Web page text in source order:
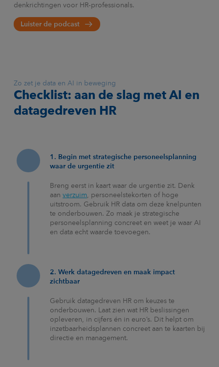
denkrichtingen voor HR‑professionals.
Luister de podcast
Zo zet je data en AI in beweging
Checklist: aan de slag met AI en
datagedreven HR
1. Begin met strategische personeelsplanning
waar de urgentie zit
Breng eerst in kaart waar de urgentie zit. Denk
aan verzuim, personeelstekorten of hoge
uitstroom. Gebruik HR data om deze knelpunten
te onderbouwen. Zo maak je strategische
personeelsplanning concreet en weet je waar AI
en data echt waarde toevoegen.
2. Werk datagedreven en maak impact
zichtbaar
Gebruik datagedreven HR om keuzes te
onderbouwen. Laat zien wat HR beslissingen
opleveren, in cijfers én in euro’s. Dit helpt om
inzetbaarheidsplannen concreet aan te kaarten bij
directie en management.